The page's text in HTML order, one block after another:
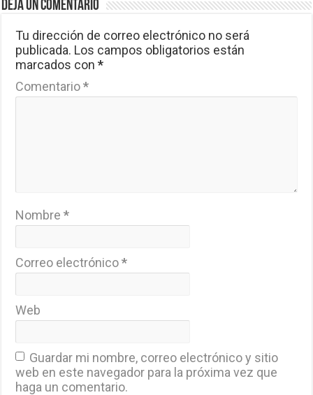
Deja un comentario
Tu dirección de correo electrónico no será
publicada. Los campos obligatorios están
marcados con*
Comentario*
Nombre*
Correo electrónico*
Web
Guardar mi nombre, correo electrónico y sitio
web en este navegador para la próxima vez que
haga un comentario.